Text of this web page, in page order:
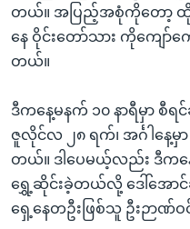
စာမျက်နှာ
ကျော်
ကြည့်
ရန်
နေရာ
သုတပဒေသာ အင်္ဂလိပ်စာ
Learning English
ဘာသာစကားများ
တယ်။ အပြည့်အစုံကိုတော့ ထို
နေ ဝိုင်းတော်သား ကိုကျော်က
တယ်။
ဒီကနေ့မနက် ၁၀ နာရီမှာ စီရ
ဇူလိုင်လ ၂၈ ရက်၊ အင်္ဂါနေ့မှာ
တယ်။ ဒါပေမယ့်လည်း ဒီကန
ရွှေ့ဆိုင်းခဲ့တယ်လို့ ဒေါ်အော
ရှေ့နေတဦးဖြစ်သူ ဦးဉာဏ်ဝ